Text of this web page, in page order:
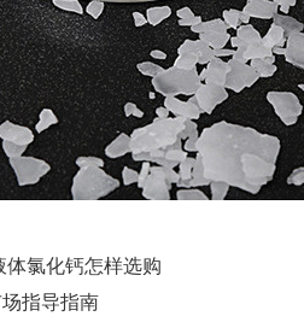
体氯化钙怎样选购
指导指南